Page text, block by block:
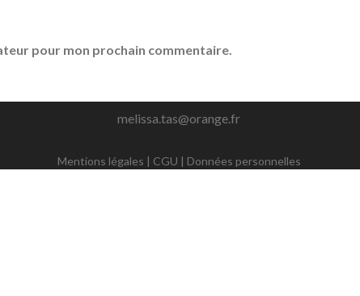
pour mon prochain commentaire.
melissa.tas@orange.fr
Mentions légales | CGU | Données personnelles